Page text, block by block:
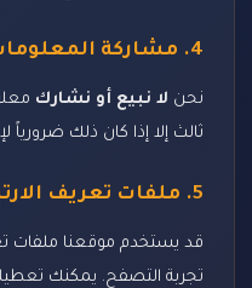
4. مشاركة المعلومات
نحن لا نبيع أو نشارك
ثالث إلا إذا كان ذلك ضرورياً
5. ملفات تعريف الارتباط
تجربة التصفح. يمكنك